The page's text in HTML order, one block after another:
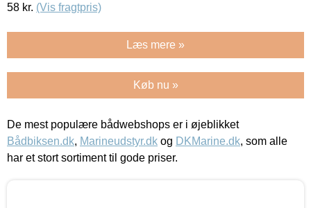
58 kr. (Vis fragtpris)
Læs mere »
Køb nu »
De mest populære bådwebshops er i øjeblikket
Bådbiksen.dk, Marineudstyr.dk og DKMarine.dk, som alle
har et stort sortiment til gode priser.